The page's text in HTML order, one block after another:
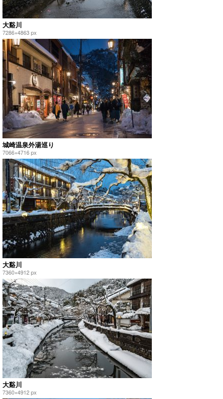
大谿川
7286×4863 px
城崎温泉外湯巡り
7066×4716 px
大谿川
7360×4912 px
大谿川
7360×4912 px